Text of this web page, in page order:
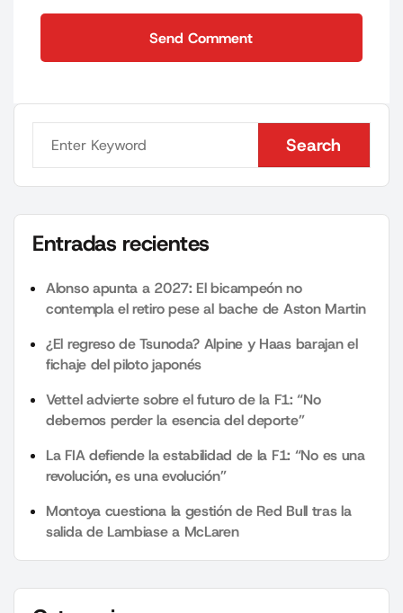
Send Comment
Search
Search
Entradas recientes
Alonso apunta a 2027: El bicampeón no
contempla el retiro pese al bache de Aston Martin
¿El regreso de Tsunoda? Alpine y Haas barajan el
fichaje del piloto japonés
Vettel advierte sobre el futuro de la F1: “No
debemos perder la esencia del deporte”
La FIA defiende la estabilidad de la F1: “No es una
revolución, es una evolución”
Montoya cuestiona la gestión de Red Bull tras la
salida de Lambiase a McLaren